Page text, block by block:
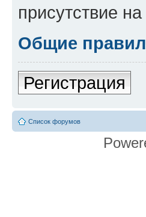
присутствие
Общие
Регистрация
Список форумов